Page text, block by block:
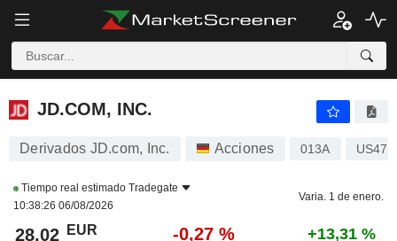
JD.COM, INC.
JD.COM, INC.
Derivados JD.com, Inc. Acciones 013A
Tiempo real estimado Tradegate
10:38:26 06/08/2026
Varia. 1 de enero.
28,02 EUR -0,27 % +13,31 %